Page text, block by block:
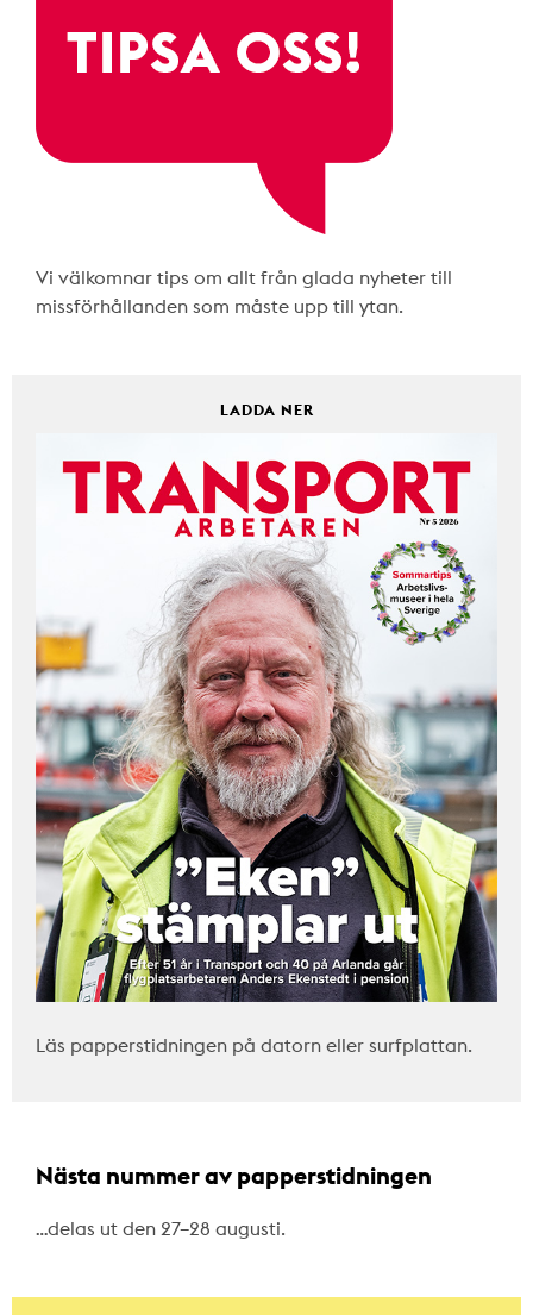
Vi välkomnar tips om allt från glada nyheter till
missförhållanden som måste upp till ytan.
LADDA NER
Läs papperstidningen på datorn eller surfplattan.
Nästa nummer av papperstidningen
…delas ut den 27–28 augusti.